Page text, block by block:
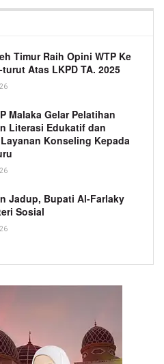
Timur Raih Opini WTP Ke
Atas LKPD TA. 2025
Malaka Gelar Pelatihan
Literasi Edukatif dan
Konseling Kepada
Jadup, Bupati Al-Farlaky
Sosial